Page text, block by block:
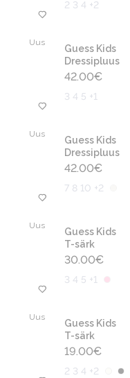
2 3 4 +2
Uus
Guess Kids
Dressipluus
42.00€
3 4 5 +1
Uus
Guess Kids
Dressipluus
42.00€
7 8 10 +2
Uus
Guess Kids
T-särk
30.00€
3 4 5 +1
Uus
Guess Kids
T-särk
19.00€
2 3 4 +2